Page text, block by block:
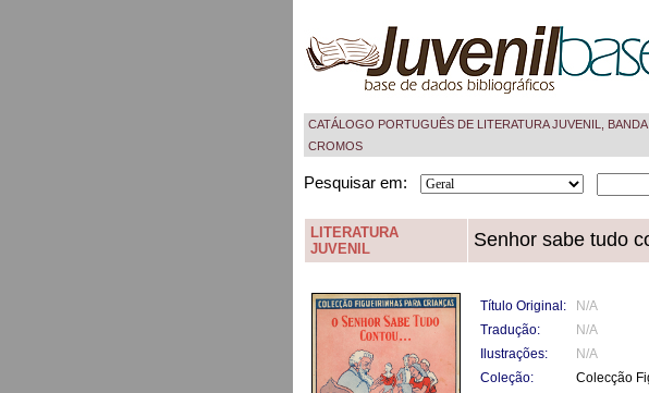
CATÁLOGO PORTUGUÊS DE LITERATURA JUVENIL,
CROMOS
Pesquisar em:
LITERATURA
JUVENIL
Senhor sabe tudo
Título Original:
N/A
Tradução:
N/A
Ilustrações:
N/A
Coleção:
Colecção